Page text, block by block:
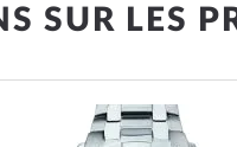
du cadran
Noir
index
des bracelets
SUR LES